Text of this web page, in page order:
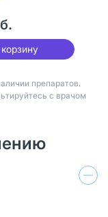
препаратов.
с врачом